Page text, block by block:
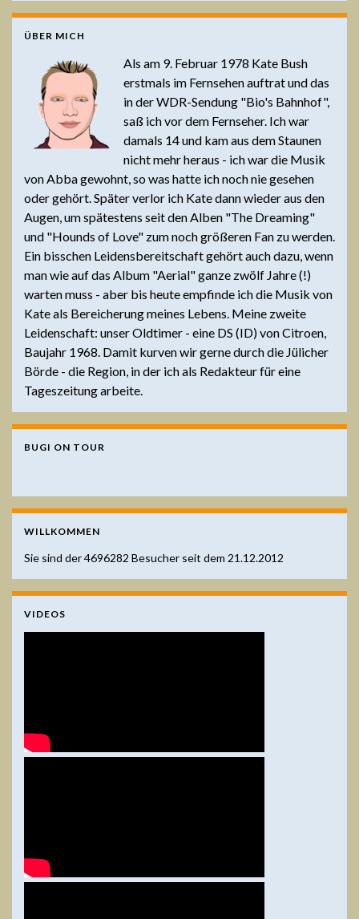
ÜBER MICH
Als am 9. Februar 1978 Kate Bush
erstmals im Fernsehen auftrat und das
in der WDR-Sendung "Bio's Bahnhof",
saß ich vor dem Fernseher. Ich war
damals 14 und kam aus dem Staunen
nicht mehr heraus - ich war die Musik
von Abba gewohnt, so was hatte ich noch nie gesehen
oder gehört. Später verlor ich Kate dann wieder aus den
Augen, um spätestens seit den Alben "The Dreaming"
und "Hounds of Love" zum noch größeren Fan zu werden.
Ein bisschen Leidensbereitschaft gehört auch dazu, wenn
man wie auf das Album "Aerial" ganze zwölf Jahre (!)
warten muss - aber bis heute empfinde ich die Musik von
Kate als Bereicherung meines Lebens. Meine zweite
Leidenschaft: unser Oldtimer - eine DS (ID) von Citroen,
Baujahr 1968. Damit kurven wir gerne durch die Jülicher
Börde - die Region, in der ich als Redakteur für eine
Tageszeitung arbeite.
BUGI ON TOUR
WILLKOMMEN
Sie sind der4696282 Besucher seit dem 21.12.2012
VIDEOS